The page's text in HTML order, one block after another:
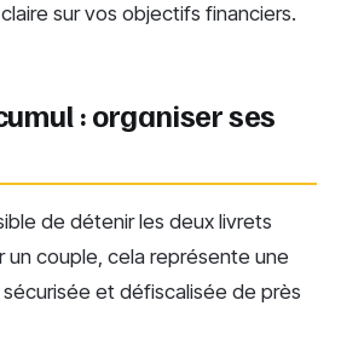
sur vos objectifs financiers.
: organiser ses
de détenir les deux livrets
un couple, cela représente une
et défiscalisée de près